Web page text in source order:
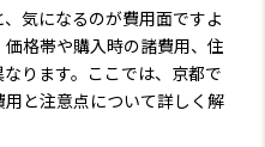
気になるのが費用面ですよ
格帯や購入時の諸費用、住
ります。ここでは、京都で
と注意点について詳しく解